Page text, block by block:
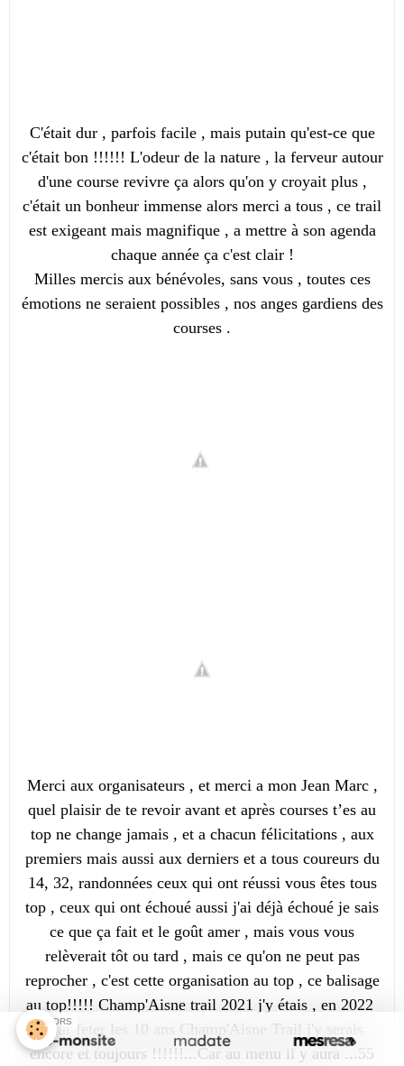
C'était dur , parfois facile , mais putain qu'est-ce que
c'était bon !!!!!! L'odeur de la nature , la ferveur autour
d'une course revivre ça alors qu'on y croyait plus ,
c'était un bonheur immense alors merci a tous , ce trail
est exigeant mais magnifique , a mettre à son agenda
chaque année ça c'est clair !
Milles mercis aux bénévoles, sans vous , toutes ces
émotions ne seraient possibles , nos anges gardiens des
courses .
Merci aux organisateurs , et merci a mon Jean Marc ,
quel plaisir de te revoir avant et après courses t’es au
top ne change jamais , et a chacun félicitations , aux
premiers mais aussi aux derniers et a tous coureurs du
14, 32, randonnées ceux qui ont réussi vous êtes tous
top , ceux qui ont échoué aussi j'ai déjà échoué je sais
ce que ça fait et le goût amer , mais vous vous
relèverait tôt ou tard , mais ce qu'on ne peut pas
reprocher , c'est cette organisation au top , ce balisage
au top!!!!! Champ'Aisne trail 2021 j'y étais , en 2022
pour feter les 10 ans Champ'Aisne Trail j'y serais
encore et toujours !!!!!!...Car au menu il y aura ...55
SPONSORS